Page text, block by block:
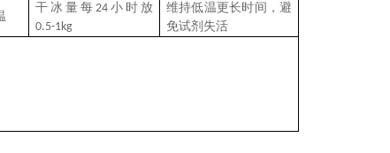
干冰量每 24 小时放
0.5-1kg
维持低温更长时间，避
免试剂失活